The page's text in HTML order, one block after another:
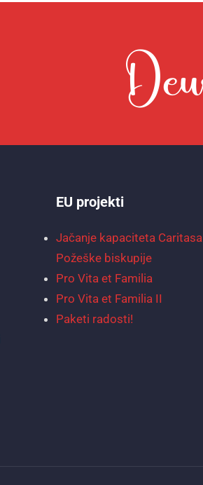
EU projekti
Jačanje kapaciteta Caritasa
Požeške biskupije
Pro Vita et Familia
Pro Vita et Familia II
Paketi radosti!